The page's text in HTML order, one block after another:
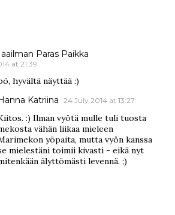
Paras Paikka
at 21:39
hyvältä näyttää :)
Katriina 24 July 2014 at 13:27
:) Ilman vyötä mulle tuli tuosta
vähän liikaa mieleen
yöpaita, mutta vyön kanssa
mielestäni toimii kivasti - eikä nyt
älyttömästi levennä. ;)